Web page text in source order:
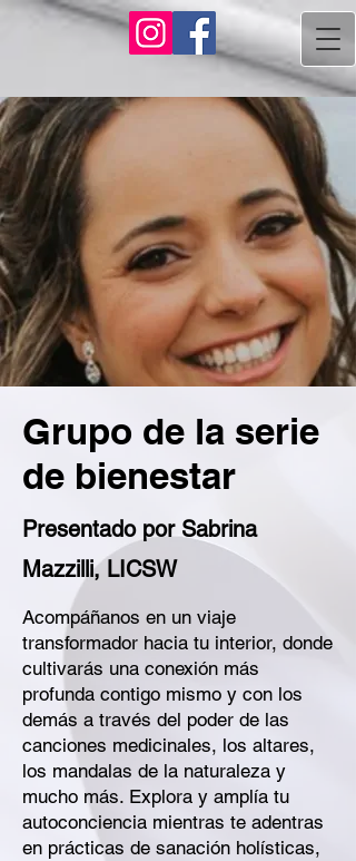
Grupo de la serie
de bienestar
Presentado por Sabrina
Mazzilli, LICSW
Acompáñanos en un viaje
transformador hacia tu interior, donde
cultivarás una conexión más
profunda contigo mismo y con los
demás a través del poder de las
canciones medicinales, los altares,
los mandalas de la naturaleza y
mucho más. Explora y amplía tu
autoconciencia mientras te adentras
en prácticas de sanación holísticas,